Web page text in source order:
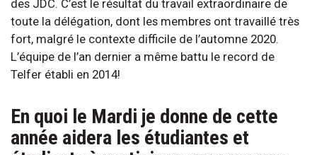
des JDC. C’est le résultat du travail extraordinaire de
toute la délégation, dont les membres ont travaillé très
fort, malgré le contexte difficile de l’automne 2020.
L’équipe de l’an dernier a même battu le record de
Telfer établi en 2014!
En quoi le Mardi je donne de cette
année aidera les étudiantes et